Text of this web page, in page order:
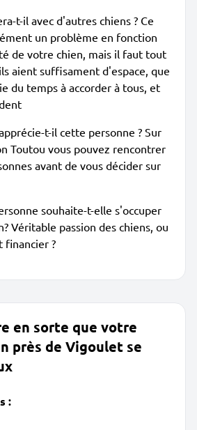
t-il avec d'autres chiens ? Ce
un problème en fonction
de votre chien, mais il faut tout
aient suffisament d'espace, que
du temps à accorder à tous, et
t-il cette personne ? Sur
Toutou vous pouvez rencontrer
avant de vous décider sur
souhaite-t-elle s'occuper
Véritable passion des chiens, ou
financier ?
en sorte que votre
près de Vigoulet se
: